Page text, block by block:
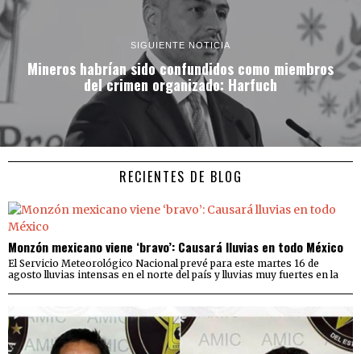
SIGUIENTE NOTICIA
Mineros habrían sido confundidos como miembros
del crimen organizado: Harfuch
RECIENTES DE BLOG
Monzón mexicano viene ‘bravo’: Causará lluvias en todo México
El Servicio Meteorológico Nacional prevé para este martes 16 de
agosto lluvias intensas en el norte del país y lluvias muy fuertes en la